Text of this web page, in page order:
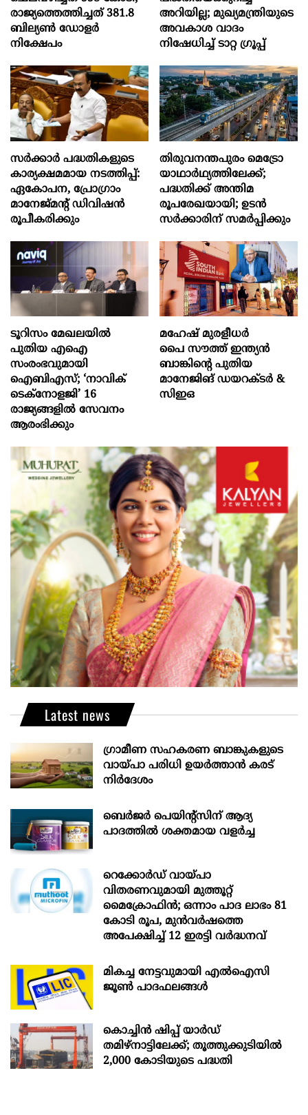
രാജ്യത്തെത്തിച്ചത് 381.8
ബില്യൺ ഡോളർ
നിക്ഷേപം
അറിയില്ല; മുഖ്യമന്ത്രിയുടെ
അവകാശ വാദം
നിഷേധിച്ച് ടാറ്റ ഗ്രൂപ്പ്
സര്‍ക്കാര്‍ പദ്ധതികളുടെ
കാര്യക്ഷമമായ നടത്തിപ്പ്:
ഏകോപന, പ്രോഗ്രാം
മാനേജ്മന്‍റ് ഡിവിഷന്‍
രൂപീകരിക്കും
തിരുവനന്തപുരം മെട്രോ
യാഥാർഥ്യത്തിലേക്ക്;
പദ്ധതിക്ക് അന്തിമ
രൂപരേഖയായി; ഉടൻ
സർക്കാരിന് സമർപ്പിക്കും
ടൂറിസം മേഖലയിൽ
പുതിയ എഐ
സംരംഭവുമായി
ഐബിഎസ്; ‘നാവിക്
ടെക്‌നോളജി’ 16
രാജ്യങ്ങളിൽ സേവനം
ആരംഭിക്കും
മഹേഷ് മുരളീധർ
പൈ സൗത്ത് ഇന്ത്യൻ
ബാങ്കിന്റെ പുതിയ
മാനേജിങ് ഡയറക്ടർ &
സിഇഒ
Latest news
ഗ്രാമീണ സഹകരണ ബാങ്കുകളുടെ
വായ്പാ പരിധി ഉയർത്താൻ കരട്
നിർദേശം
ബെർജർ പെയിന്റ്സിന് ആദ്യ
പാദത്തിൽ ശക്തമായ വളർച്ച
റെക്കോർഡ് വായ്പാ
വിതരണവുമായി മുത്തൂറ്റ്
മൈക്രോഫിൻ; ഒന്നാം പാദ ലാഭം 81
കോടി രൂപ, മുൻവർഷത്തെ
അപേക്ഷിച്ച് 12 ഇരട്ടി വർദ്ധനവ്
മികച്ച നേട്ടവുമായി എൽഐസി
ജൂൺ പാദഫലങ്ങൾ
കൊച്ചിന്‍ ഷിപ്പ് യാർഡ്
തമിഴ്നാട്ടിലേക്ക്; തൂത്തുക്കുടിയിൽ
2,000 കോടിയുടെ പദ്ധതി